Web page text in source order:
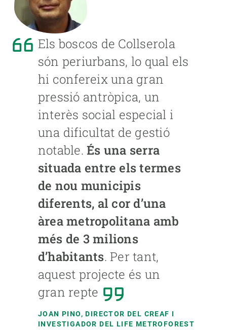
Els boscos de Collserola
són periurbans, lo qual els
hi confereix una gran
pressió antròpica, un
interès social especial i
una dificultat de gestió
notable.És una serra
situada entre els termes
de nou municipis
diferents, al cor d’una
àrea metropolitana amb
més de 3 milions
d’habitants. Per tant,
aquest projecte és un
gran repte
JOAN PINO, DIRECTOR DEL CREAF I
INVESTIGADOR DEL LIFE METROFOREST